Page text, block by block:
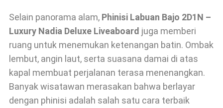
Selain panorama alam, Phinisi Labuan Bajo 2D1N –
Luxury Nadia Deluxe Liveaboard juga memberi
ruang untuk menemukan ketenangan batin. Ombak
lembut, angin laut, serta suasana damai di atas
kapal membuat perjalanan terasa menenangkan.
Banyak wisatawan merasakan bahwa berlayar
dengan phinisi adalah salah satu cara terbaik